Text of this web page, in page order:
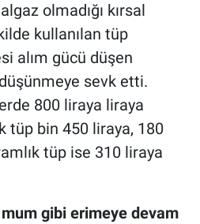
olmadığı kırsal
kullanılan tüp
alım gücü düşen
sevk etti.
800 liraya liraya
tüp bin 450 liraya, 180
tüp ise 310 liraya
gibi erimeye devam